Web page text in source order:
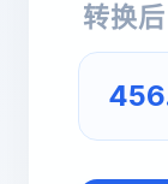
转换后